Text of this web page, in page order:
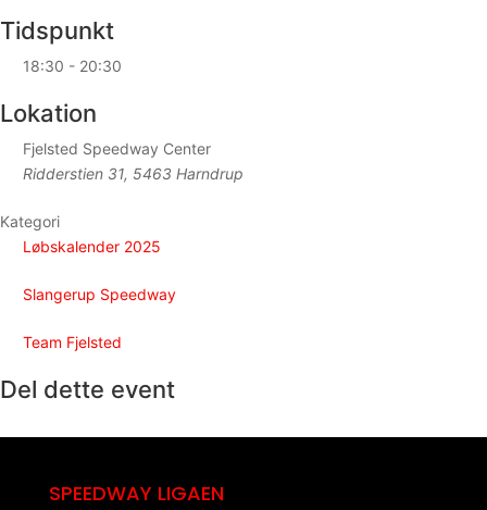
Tidspunkt
18:30 - 20:30
Lokation
Fjelsted Speedway Center
Ridderstien 31, 5463 Harndrup
Kategori
Løbskalender 2025
Slangerup Speedway
Team Fjelsted
Del dette event
SPEEDWAY LIGAEN